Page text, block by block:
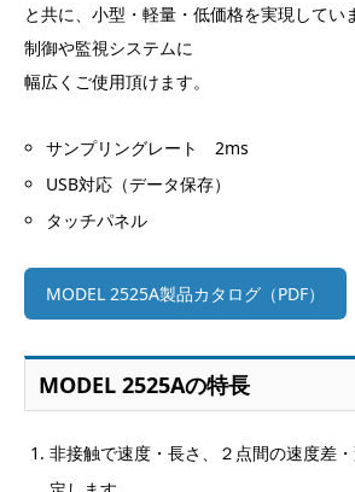
と共に、小型・軽量・低価格を実現してい
制御や監視システムに
幅広くご使用頂けます。
サンプリングレート 2ms
USB対応（データ保存）
タッチパネル
MODEL 2525A製品カタログ（PDF）
MODEL 2525Aの特長
非接触で速度・長さ、２点間の速度差